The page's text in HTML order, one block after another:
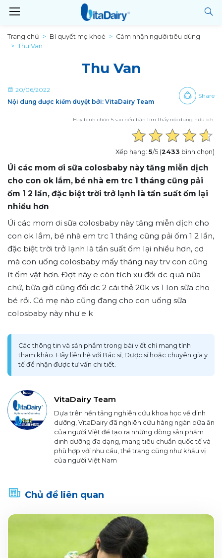
Trang chủ Bí quyết mẹ khoẻ
Cảm nhận người tiêu dùng
Thu Van
Thu Van
20/06/2022
Nội dung được kiểm duyệt bởi: VitaDairy Team
Share
Hãy bình chọn 5 sao nếu bạn tìm thấy nội dung hữu ích.
Xếp hạng: 5/5 (2433 bình chọn)
Úi các mom ơi sữa colosbaby này tăng miễn dịch
cho con ok lắm, bé nhà em trc 1 tháng cũng pải
ốm 1 2 lần, đặc biệt trời trở lạnh là tần suất ốm lại
nhiều hơn
Úi các mom ơi sữa colosbaby này tăng miễn dịch cho
con ok lắm, bé nhà em trc 1 tháng cũng pải ốm 1 2 lần,
đặc biệt trời trở lạnh là tần suất ốm lại nhiều hơn, cơ
mà con uống colosbaby mấy tháng nay trv con cũng
ít ốm vặt hơn. Đợt này e còn tích xu đổi dc quà nữa
chứ, bữa giờ cũng đổi dc 2 cái thẻ 20k vs 1 lon sữa cho
bé rồi. Có mẹ nào cũng đang cho con uống sữa
colosbaby này như e k
Các thông tin và sản phẩm trong bài viết chỉ mang tính
tham khảo. Hãy liên hệ với Bác sĩ, Dược sĩ hoặc chuyên gia y
tế để nhận được tư vấn chi tiết.
VitaDairy Team
Dựa trên nền tảng nghiên cứu khoa học về dinh
dưỡng, VitaDairy đã nghiên cứu hàng ngàn bữa ăn
của người Việt để tạo ra những dòng sản phẩm
dinh dưỡng đa dạng, mang tiêu chuẩn quốc tế và
phù hợp với nhu cầu, thể trạng cũng như khẩu vị
của người Việt Nam
Chủ đề liên quan